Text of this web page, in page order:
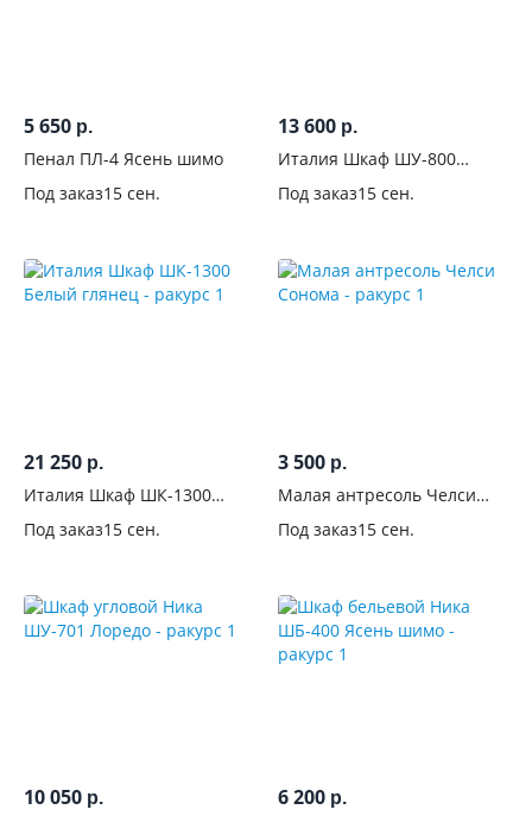
5 650 р.
Пенал ПЛ-4 Ясень шимо
Под заказ15 сен.
13 600 р.
Италия Шкаф ШУ-800
Под заказ15 сен.
21 250 р.
Италия Шкаф ШК-1300
Под заказ15 сен.
3 500 р.
Малая антресоль Челси
Под заказ15 сен.
10 050 р. 6 200 р.